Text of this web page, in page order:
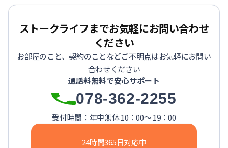
【灘区・JR六甲道】Sステイ六甲道SOUTH・OL｜禁煙ル
【東灘区・摂津本山】Sステイ本山サンハイツOL｜禁煙
【東灘区・JR住吉】Sステイ神戸住吉本町OL｜禁煙ルーム
【東灘区・阪神御影】Sステイ御影本町OL｜禁煙ルーム・
【神戸・春日野道】Sステイ三宮東アスヴェル｜禁煙ルー
【宝塚市・逆瀬川】Sステイ逆瀬川｜禁煙ルーム・Wi-Fi無料
【西宮北口】Sステイ西宮北口第２｜禁煙ルーム・Wi-Fi
【西宮北口】Sステイ西宮北口第２｜禁煙ルーム・Wi-Fi
【神戸・三宮】Sステイ神戸三宮レガニール｜禁煙ルーム
ストークライフまでお気軽にお問い合わせ
ください
お部屋のこと、契約のことなどご不明点はお気軽にお問い
合わせください
通話料無料で安心サポート
078-362-2255
受付時間：年中無休 10：00～ 19：00
24時間365日対応中